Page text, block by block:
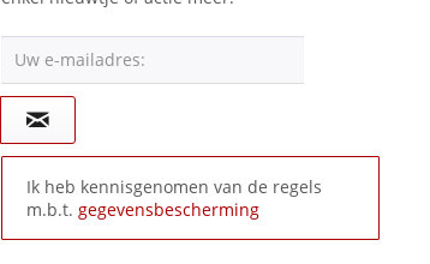
Uw e-mailadres:
Ik heb kennisgenomen van de regels
m.b.t. gegevensbescherming